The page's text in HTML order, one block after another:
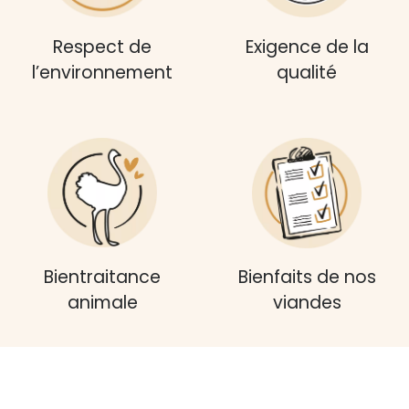
Respect de
l’environnement
Exigence de la
qualité
Bientraitance
animale
Bienfaits de nos
viandes